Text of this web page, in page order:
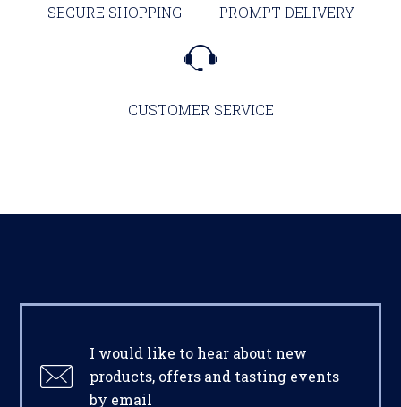
SECURE SHOPPING PROMPT DELIVERY
CUSTOMER SERVICE
I would like to hear about new
products, offers and tasting events
by email